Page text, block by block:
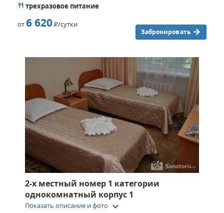
трехразовое питание
от6 620Р/сутки
Забронировать
2-х местный номер 1 категории
однокомнатный корпус 1
Показать описание и фото keyboard_arrow_down